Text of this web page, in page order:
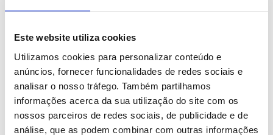
Este website utiliza cookies
Utilizamos cookies para personalizar conteúdo e
anúncios, fornecer funcionalidades de redes sociais e
analisar o nosso tráfego. Também partilhamos
informações acerca da sua utilização do site com os
nossos parceiros de redes sociais, de publicidade e de
análise, que as podem combinar com outras informações
Filipinas: Vida quotidiana
ID: 47557785 Data: 03/08/2026 10:34
Aceh
ID: 47557494 Data: 03/08/2026 09:04
16 IMAGENS 15 IMAGENS